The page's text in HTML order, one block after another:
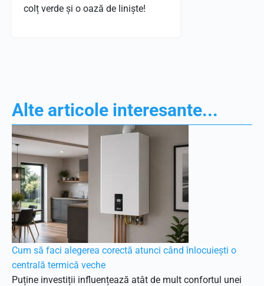
colț verde și o oază de liniște!
Alte articole interesante...
Cum să faci alegerea corectă atunci când înlocuiești o
centrală termică veche
Puține investiții influențează atât de mult confortul unei